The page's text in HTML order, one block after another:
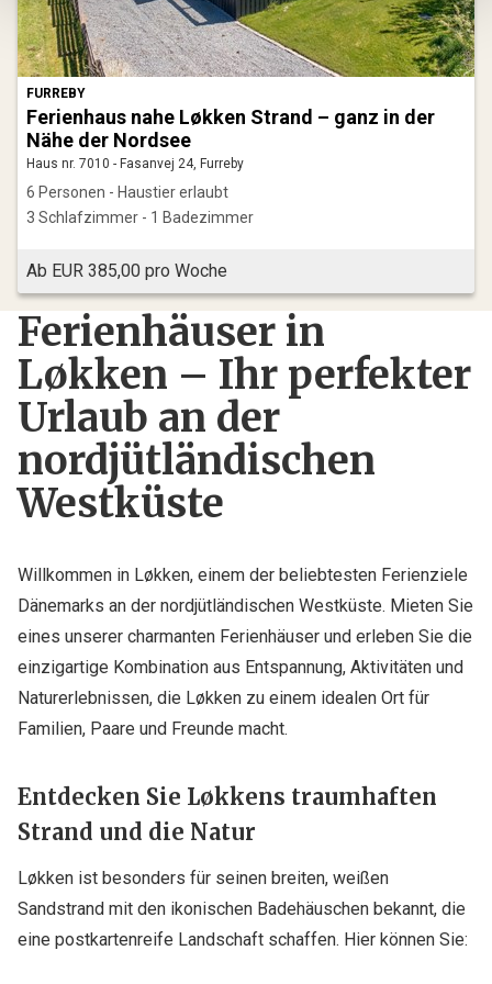
FURREBY
Ferienhaus nahe Løkken Strand – ganz in der
Nähe der Nordsee
Haus nr. 7010 - Fasanvej 24, Furreby
6 Personen - Haustier erlaubt
3 Schlafzimmer - 1 Badezimmer
Ab EUR 385,00 pro Woche
Ferienhäuser in
Løkken – Ihr perfekter
Urlaub an der
nordjütländischen
Westküste
Willkommen in Løkken, einem der beliebtesten Ferienziele
Dänemarks an der nordjütländischen Westküste. Mieten Sie
eines unserer charmanten Ferienhäuser und erleben Sie die
einzigartige Kombination aus Entspannung, Aktivitäten und
Naturerlebnissen, die Løkken zu einem idealen Ort für
Familien, Paare und Freunde macht.
Entdecken Sie Løkkens traumhaften
Strand und die Natur
Løkken ist besonders für seinen breiten, weißen
Sandstrand mit den ikonischen Badehäuschen bekannt, die
eine postkartenreife Landschaft schaffen. Hier können Sie: